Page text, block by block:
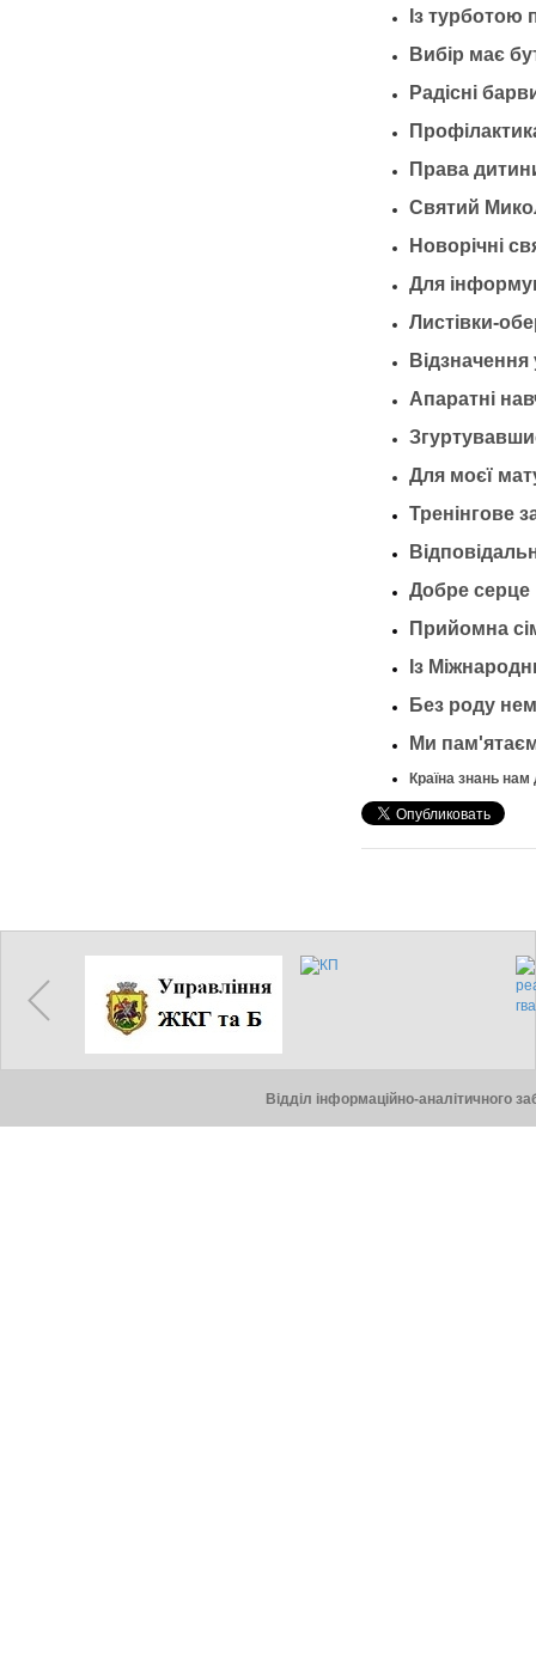
Із турботою
Вибір має
Радісні
Права
Святий
Новорічні
Для
Листівки-
Відзначення
Апаратні
Для моєї
Тренінгове
Добре серце
Прийомна
Із
Без роду
Ми
Країна знань нам
Відділ інформаційно-аналітичного